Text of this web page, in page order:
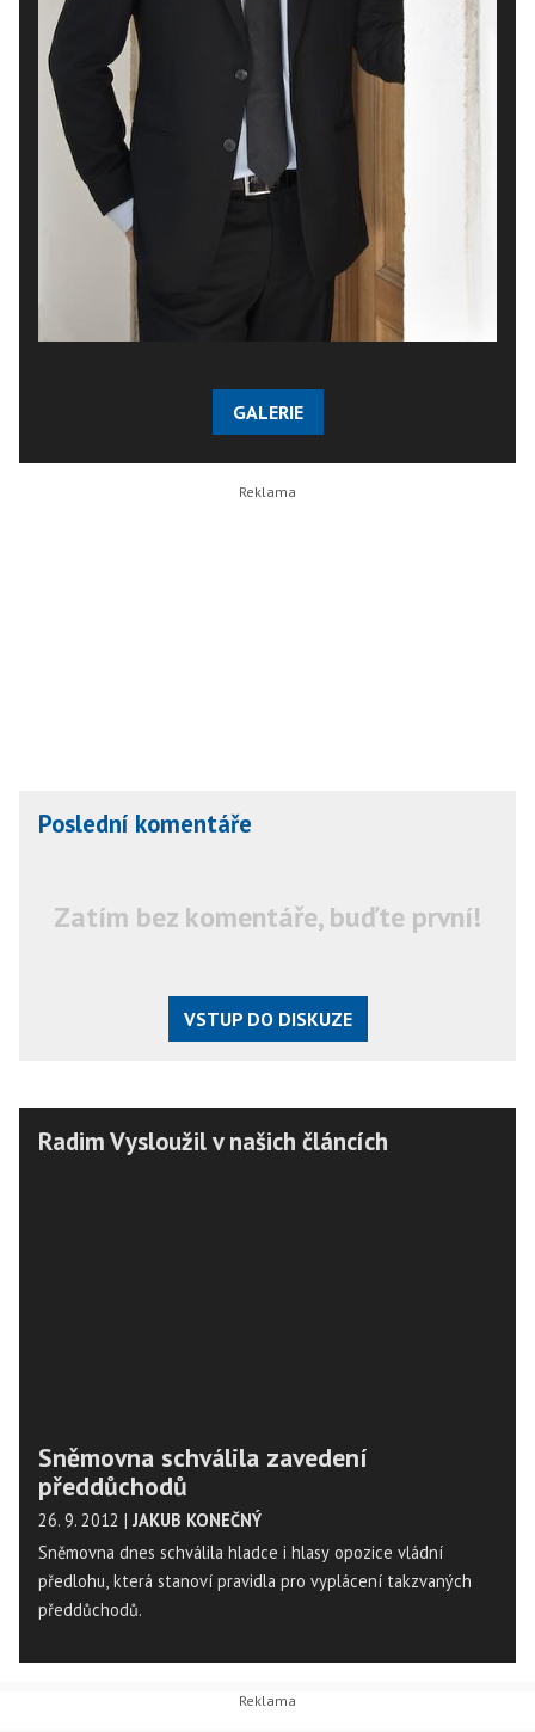
GALERIE
Poslední komentáře
Zatím bez komentáře, buďte první!
VSTUP DO DISKUZE
Radim Vysloužil v našich článcích
Sněmovna schválila zavedení
předdůchodů
26. 9. 2012 | JAKUB KONEČNÝ
Sněmovna dnes schválila hladce i hlasy opozice vládní
předlohu, která stanoví pravidla pro vyplácení takzvaných
předdůchodů.